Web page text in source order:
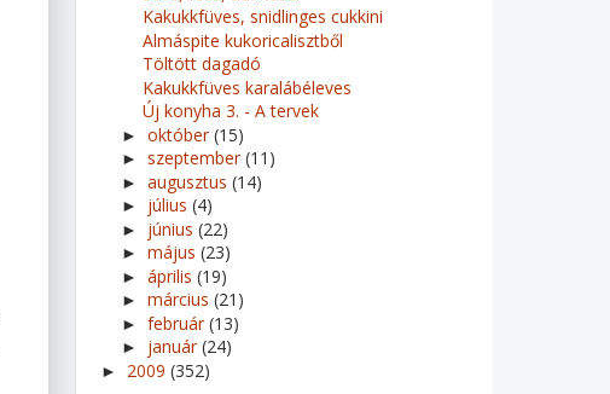
Kakukkfüves, snidlinges cukkini
Almáspite kukoricalisztből
Töltött dagadó
Kakukkfüves karalábéleves
Új konyha 3. - A tervek
► október(15)
► szeptember(11)
► augusztus (14)
► július (4)
► június (22)
► május (23)
► április (19)
► március (21)
► február(13)
► január(24)
► 2009 (352)